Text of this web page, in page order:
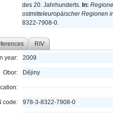
des 20. Jahrhunderts. In:
ostmitteleuropäischer Regionen
8322-7908-0.
RIV
year: 2009
Obor: Dějiny
code: 978-3-8322-7908-0